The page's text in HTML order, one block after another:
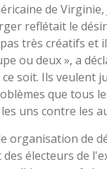
de
reflétait le
très créatifs et
ou deux », a
soit. Ils veulent
que tous
uns contre les
organisation de
électeurs de